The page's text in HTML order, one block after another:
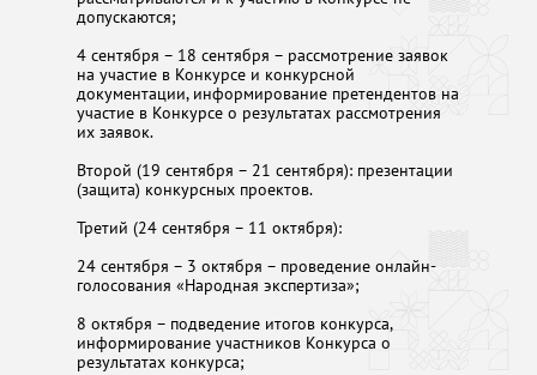
допускаются;
4 сентября – 18 сентября – рассмотрение заявок
на участие в Конкурсе и конкурсной
документации, информирование претендентов на
участие в Конкурсе о результатах рассмотрения
их заявок.
Второй (19 сентября – 21 сентября): презентации
(защита) конкурсных проектов.
Третий (24 сентября – 11 октября):
24 сентября – 3 октября – проведение онлайн-
голосования «Народная экспертиза»;
8 октября – подведение итогов конкурса,
информирование участников Конкурса о
результатах конкурса;